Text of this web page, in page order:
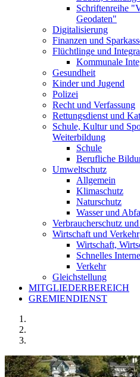
Schriftenreihe
Geodaten"
Digitalisierung
Finanzen und
Flüchtlinge und
Kommunale
Gesundheit
Kinder und Jugend
Polizei
Recht und Verfassung
Rettungsdienst und
Schule, Kultur und
Weiterbildung
Schule
Berufliche
Umweltschutz
Allgemein
Klimaschutz
Naturschutz
Wasser und
Verbraucherschutz
Wirtschaft und Verkehr
Wirtschaft,
Schnelles
Verkehr
Gleichstellung
MITGLIEDERBEREICH
GREMIENDIENST